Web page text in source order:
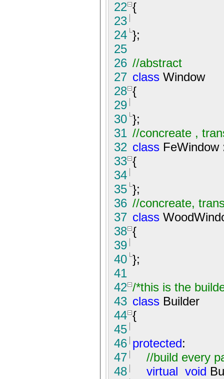
22 {
23
24 };
25
26 //abstract
27 class Window
28 {
29
30 };
31 //concreate ,
32 class FeWindow
33 {
34
35 };
36 //concreate,
37 class
38 {
39
40 };
41
42 /*this is the
43 class Builder
44 {
45
46 protected:
47
//build every
48
virtual void